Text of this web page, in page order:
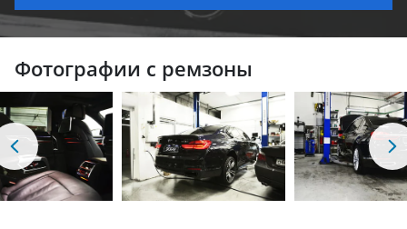
Фотографии с ремзоны